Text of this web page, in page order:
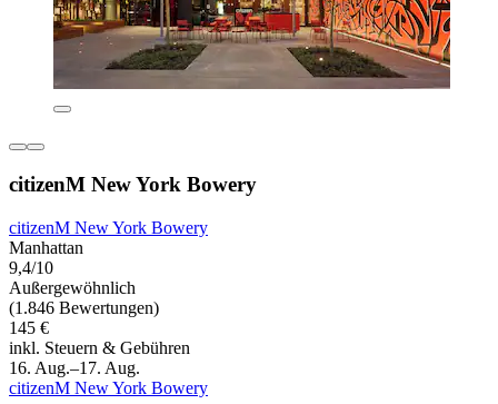
citizenM New York Bowery
citizenM New York Bowery
Manhattan
9,4/10
Außergewöhnlich
(1.846 Bewertungen)
145 €
inkl. Steuern & Gebühren
16. Aug.–17. Aug.
citizenM New York Bowery